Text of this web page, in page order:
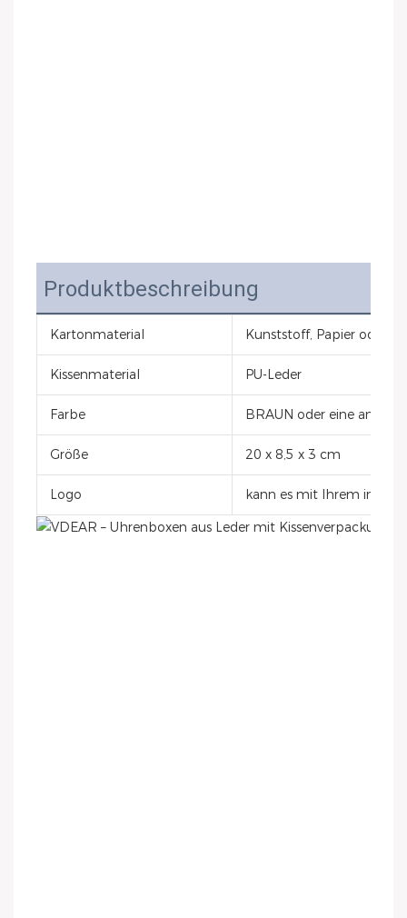
Produktbeschreibung
Kartonmaterial Kunststoff, Papier oder
Kissenmaterial PU-Leder
Farbe BRAUN oder eine
Größe 20 x 8,5 x 3 cm
Logo kann es mit Ihrem